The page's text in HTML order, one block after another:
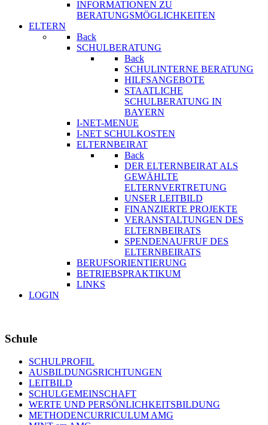
INFORMATIONEN ZU
BERATUNGSMÖGLICHKEITEN
ELTERN
Back
SCHULBERATUNG
Back
SCHULINTERNE BERATUNG
HILFSANGEBOTE
STAATLICHE
SCHULBERATUNG IN
BAYERN
I-NET-MENUE
I-NET SCHULKOSTEN
ELTERNBEIRAT
Back
DER ELTERNBEIRAT ALS
GEWÄHLTE
ELTERNVERTRETUNG
UNSER LEITBILD
FINANZIERTE PROJEKTE
VERANSTALTUNGEN DES
ELTERNBEIRATS
SPENDENAUFRUF DES
ELTERNBEIRATS
BERUFSORIENTIERUNG
BETRIEBSPRAKTIKUM
LINKS
LOGIN
Schule
SCHULPROFIL
AUSBILDUNGSRICHTUNGEN
LEITBILD
SCHULGEMEINSCHAFT
WERTE UND PERSÖNLICHKEITSBILDUNG
METHODENCURRICULUM AMG